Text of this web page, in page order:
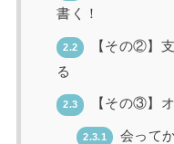
書く！
2.2
【その②】
る
2.3 【その③】
2.3.1
会って